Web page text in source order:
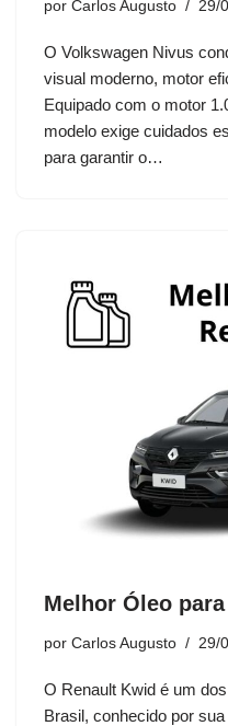
por Carlos Augusto 29/
O Volkswagen Nivus
visual moderno, motor
Equipado com o motor
modelo exige cuidados
para garantir o…
Melhor Óleo
por Carlos Augusto 29/
O Renault Kwid é um
Brasil, conhecido por